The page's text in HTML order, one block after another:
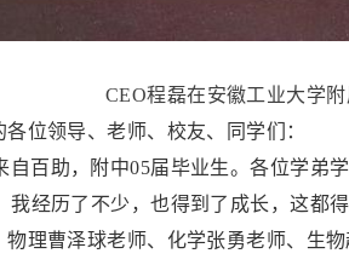
CEO程磊在安徽工业大学
位领导、老师、校友、同学们：
助，附中05届毕业生。各位学弟学
经历了不少，也得到了成长，这都
理曹泽球老师、化学张勇老师、生